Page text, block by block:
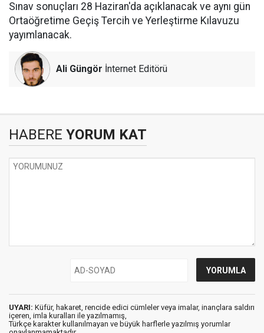
Sınav sonuçları 28 Haziran'da açıklanacak ve aynı gün
Ortaöğretime Geçiş Tercih ve Yerleştirme Kılavuzu
yayımlanacak.
Ali Güngör İnternet Editörü
HABERE YORUM KAT
UYARI: Küfür, hakaret, rencide edici cümleler veya imalar, inançlara saldırı
içeren, imla kuralları ile yazılmamış,
Türkçe karakter kullanılmayan ve büyük harflerle yazılmış yorumlar